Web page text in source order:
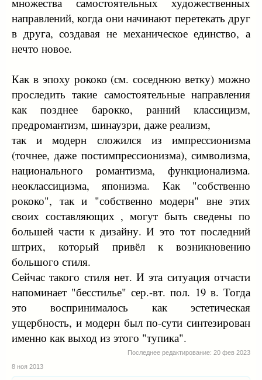
направлений, когда они начинают перетекать друг
в друга, создавая не механическое единство, а
нечто новое.
Как в эпоху рококо (см. соседнюю ветку) можно
проследить такие самостоятельные направления
как позднее барокко, ранний классицизм,
предромантизм, шинаузри, даже реализм,
так и модерн сложился из импрессионизма
(точнее, даже постимпрессионизма), символизма,
национального романтизма, функционализма.
неоклассицизма, японизма. Как "собственно
рококо", так и "собственно модерн" вне этих
своих составляющих , могут быть сведены по
большей части к дизайну. И это тот последний
штрих, который привёл к возникновению
большого стиля.
Сейчас такого стиля нет. И эта ситуация отчасти
напоминает "бесстилье" сер.-вт. пол. 19 в. Тогда
это воспринималось как эстетическая
ущербность, и модерн был по-сути синтезирован
именно как выход из этого "тупика".
Последнее редактирование: 20 фев 2023
8 ноя 2013